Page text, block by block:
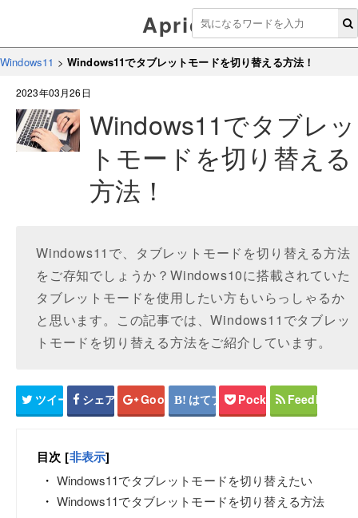
Aprico
Windows11 > Windows11でタブレットモードを切り替える方法！
2023年03月26日
Windows11でタブレッ
トモードを切り替える
方法！
Windows11で、タブレットモードを切り替える方法
をご存知でしょうか？Windows10に搭載されていた
タブレットモードを使用したい方もいらっしゃるか
と思います。この記事では、Windows11でタブレッ
トモードを切り替える方法をご紹介しています。
ツイート シェア Google+ はてブ Pocket Feedly
目次 [非表示]
Windows11でタブレットモードを切り替えたい
Windows11でタブレットモードを切り替える方法